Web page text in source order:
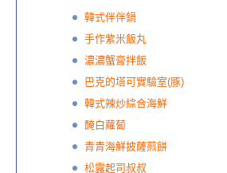
韓式伴伴鍋
手作紫米飯丸
濃濃蟹膏拌飯
巴克的塔可實驗室(豚)
韓式辣炒綜合海鮮
醃白蘿蔔
青青海鮮披薩煎餅
松露起司叔叔